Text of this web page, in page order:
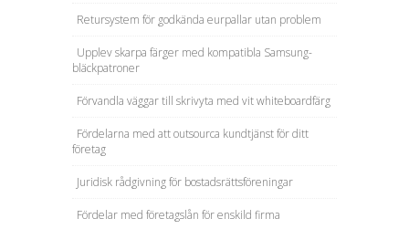
Retursystem för godkända eurpallar utan problem
Upplev skarpa färger med kompatibla Samsung-
bläckpatroner
Förvandla väggar till skrivyta med vit whiteboardfärg
Fördelarna med att outsourca kundtjänst för ditt
företag
Juridisk rådgivning för bostadsrättsföreningar
Fördelar med företagslån för enskild firma